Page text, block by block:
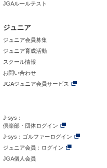
JGAルールテスト
ジュニア
ジュニア会員募集
ジュニア育成活動
スクール情報
お問い合わせ
JGAジュニア会員サービス
J-sys：
倶楽部・団体ログイン
J-sys：ゴルファーログイン
ジュニア会員：ログイン
JGA個人会員